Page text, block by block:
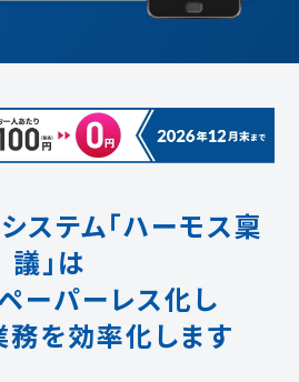
ステム「ハーモス稟
議」は
ーパーレス化し
を効率化します